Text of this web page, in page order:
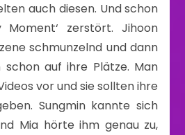
auch diesen. Und schon
Moment‘ zerstört. Jihoon
schmunzelnd und dann
auf ihre Plätze. Man
vor und sie sollten ihre
Sungmin kannte sich
Mia hörte ihm genau zu,